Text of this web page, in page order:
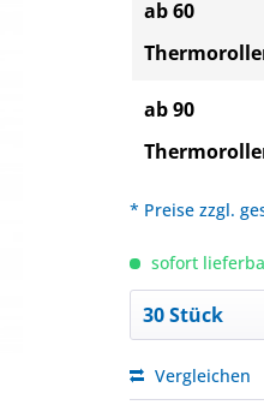
ab 60
ab 90
* Preise zzgl.
sofort
Vergleichen